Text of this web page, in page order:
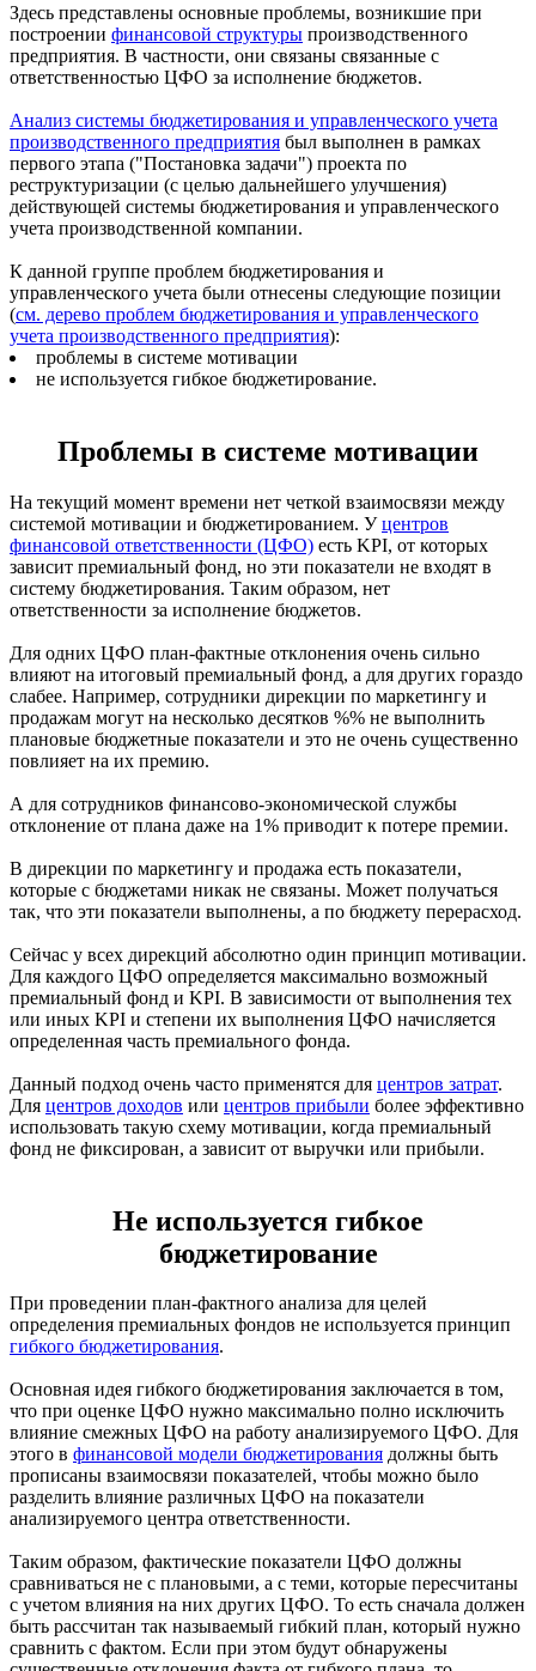
Здесь представлены основные проблемы, возникшие при
построении финансовой структуры производственного
предприятия. В частности, они связаны связанные с
ответственностью ЦФО за исполнение бюджетов.
Анализ системы бюджетирования и управленческого учета
производственного предприятия был выполнен в рамках
первого этапа ("Постановка задачи") проекта по
реструктуризации (с целью дальнейшего улучшения)
действующей системы бюджетирования и управленческого
учета производственной компании.
К данной группе проблем бюджетирования и
управленческого учета были отнесены следующие позиции
(см. дерево проблем бюджетирования и управленческого
учета производственного предприятия):
проблемы в системе мотивации
не используется гибкое бюджетирование.
Проблемы в системе мотивации
На текущий момент времени нет четкой взаимосвязи между
системой мотивации и бюджетированием. Уцентров
финансовой ответственности (ЦФО) есть KPI, от которых
зависит премиальный фонд, но эти показатели не входят в
систему бюджетирования. Таким образом, нет
ответственности за исполнение бюджетов.
Для одних ЦФО план-фактные отклонения очень сильно
влияют на итоговый премиальный фонд, а для других гораздо
слабее. Например, сотрудники дирекции по маркетингу и
продажам могут на несколько десятков %% не выполнить
плановые бюджетные показатели и это не очень существенно
повлияет на их премию.
А для сотрудников финансово-экономической службы
отклонение от плана даже на 1% приводит к потере премии.
В дирекции по маркетингу и продажа есть показатели,
которые с бюджетами никак не связаны. Может получаться
так, что эти показатели выполнены, а по бюджету перерасход.
Сейчас у всех дирекций абсолютно один принцип мотивации.
Для каждого ЦФО определяется максимально возможный
премиальный фонд и KPI. В зависимости от выполнения тех
или иных KPI и степени их выполнения ЦФО начисляется
определенная часть премиального фонда.
Данный подход очень часто применятся для центров затрат.
Для центров доходов или центров прибыли более эффективно
использовать такую схему мотивации, когда премиальный
фонд не фиксирован, а зависит от выручки или прибыли.
Не используется гибкое
бюджетирование
При проведении план-фактного анализа для целей
определения премиальных фондов не используется принцип
гибкого бюджетирования.
Основная идея гибкого бюджетирования заключается в том,
что при оценке ЦФО нужно максимально полно исключить
влияние смежных ЦФО на работу анализируемого ЦФО. Для
этого в финансовой модели бюджетирования должны быть
прописаны взаимосвязи показателей, чтобы можно было
разделить влияние различных ЦФО на показатели
анализируемого центра ответственности.
Таким образом, фактические показатели ЦФО должны
сравниваться не с плановыми, а с теми, которые пересчитаны
с учетом влияния на них других ЦФО. То есть сначала должен
быть рассчитан так называемый гибкий план, который нужно
сравнить с фактом. Если при этом будут обнаружены